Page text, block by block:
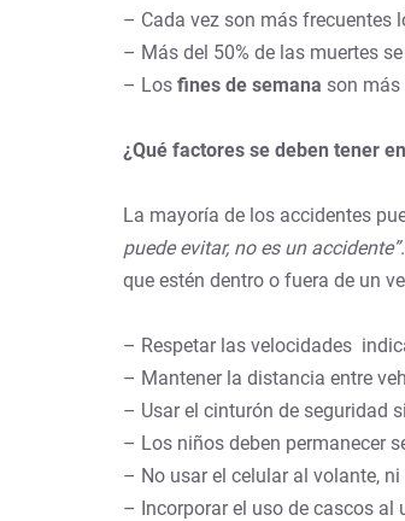
– Cada vez son más frecuentes
– Más del 50% de las muertes
– Los fines de semana son más
¿Qué factores se deben tener
La mayoría de los accidentes
puede evitar, no es un accidente”
que estén dentro o fuera de un
– Respetar las velocidades
– Mantener la distancia entre
– Usar el cinturón de seguridad
– Los niños deben permanecer
– No usar el celular al volante,
– Incorporar el uso de cascos al